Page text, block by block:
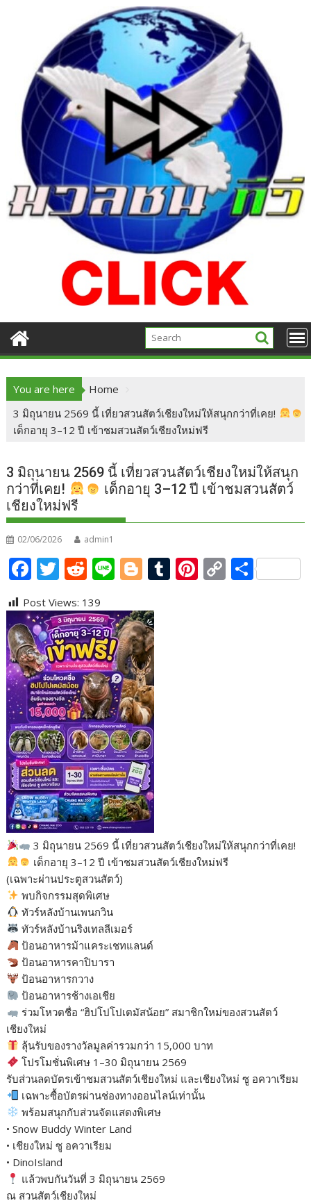
You are here
Home
3 มิถุนายน 2569 นี้ เที่ยวสวนสัตว์เชียงใหม่ให้สนุกกว่าที่เคย!
เด็กอายุ 3–12 ปี เข้าชมสวนสัตว์เชียงใหม่ฟรี
3 มิถุนายน 2569 นี้ เที่ยวสวนสัตว์เชียงใหม่ให้สนุก
กว่าที่เคย!
เด็กอายุ 3–12 ปี เข้าชมสวนสัตว์
เชียงใหม่ฟรี
02/06/2026 admin1
F
e
b
o
o
k
T
itt
er
R
d
di
t
Li
e
Bl
g
g
er
T Pi C S
Post Views: 139
3 มิถุนายน 2569 นี้ เที่ยวสวนสัตว์เชียงใหม่ให้สนุกกว่าที่เคย!
เด็กอายุ 3–12 ปี เข้าชมสวนสัตว์เชียงใหม่ฟรี
(เฉพาะผ่านประตูสวนสัตว์)
พบกิจกรรมสุดพิเศษ
ทัวร์หลังบ้านเพนกวิน
ทัวร์หลังบ้านริงเทลลีเมอร์
ป้อนอาหารม้าแคระเชทแลนด์
ป้อนอาหารคาปิบารา
ป้อนอาหารกวาง
ป้อนอาหารช้างเอเชีย
ร่วมโหวตชื่อ “ฮิปโปโปเตมัสน้อย” สมาชิกใหม่ของสวนสัตว์
เชียงใหม่
ลุ้นรับของรางวัลมูลค่ารวมกว่า 15,000 บาท
โปรโมชั่นพิเศษ 1–30 มิถุนายน 2569
รับส่วนลดบัตรเข้าชมสวนสัตว์เชียงใหม่ และเชียงใหม่ ซู อควาเรียม
เฉพาะซื้อบัตรผ่านช่องทางออนไลน์เท่านั้น
พร้อมสนุกกับส่วนจัดแสดงพิเศษ
• Snow Buddy Winter Land
• เชียงใหม่ ซู อควาเรียม
• DinoIsland
แล้วพบกันวันที่ 3 มิถุนายน 2569
ณ สวนสัตว์เชียงใหม่